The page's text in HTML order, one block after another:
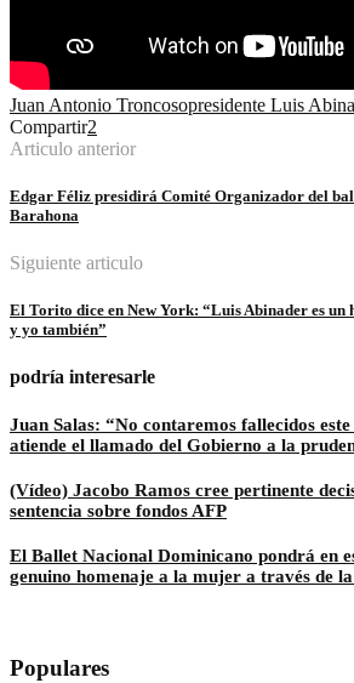
Juan Antonio Troncosopresidente Luis
Compartir2
Articulo anterior
Edgar Féliz presidirá Comité Organizador del
Barahona
Siguiente articulo
El Torito dice en New York: “Luis Abinader es un
y yo también”
podría interesarle
Juan Salas: “No contaremos fallecidos
atiende el llamado del Gobierno a la
(Vídeo) Jacobo Ramos cree pertinente
sentencia sobre fondos AFP
El Ballet Nacional Dominicano pondrá en
genuino homenaje a la mujer a través de
Populares